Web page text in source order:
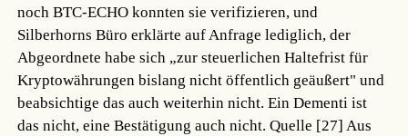
noch BTC-ECHO konnten sie verifizieren, und
Silberhorns Büro erklärte auf Anfrage lediglich, der
Abgeordnete habe sich „zur steuerlichen Haltefrist für
Kryptowährungen bislang nicht öffentlich geäußert" und
beabsichtige das auch weiterhin nicht. Ein Dementi ist
das nicht, eine Bestätigung auch nicht.Quelle [27] Aus